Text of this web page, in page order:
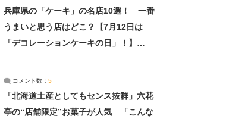
兵庫県の「ケーキ」の名店10選！ 一番
うまいと思う店はどこ？【7月12日は
「デコレーションケーキの日」！】
コメント数： 5
「北海道土産としてもセンス抜群」六花
亭の“店舗限定”お菓子が人気 「こんな